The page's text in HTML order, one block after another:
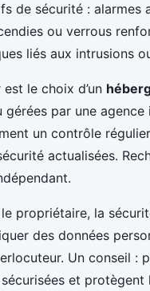
de sécurité : alarmes
ou verrous
liés aux intrusions
le choix d’un
par une
un contrôle
actualisées.
propriétaire, la
des données
Un conseil :
et